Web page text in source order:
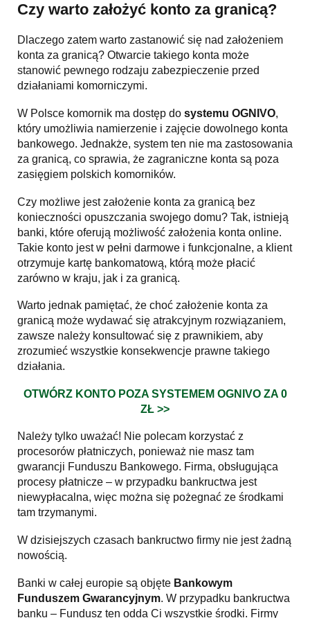
Czy warto założyć konto za granicą?
Dlaczego zatem warto zastanowić się nad założeniem
konta za granicą? Otwarcie takiego konta może
stanowić pewnego rodzaju zabezpieczenie przed
działaniami komorniczymi.
W Polsce komornik ma dostęp do systemu OGNIVO,
który umożliwia namierzenie i zajęcie dowolnego konta
bankowego. Jednakże, system ten nie ma zastosowania
za granicą, co sprawia, że zagraniczne konta są poza
zasięgiem polskich komorników.
Czy możliwe jest założenie konta za granicą bez
konieczności opuszczania swojego domu? Tak, istnieją
banki, które oferują możliwość założenia konta online.
Takie konto jest w pełni darmowe i funkcjonalne, a klient
otrzymuje kartę bankomatową, którą może płacić
zarówno w kraju, jak i za granicą.
Warto jednak pamiętać, że choć założenie konta za
granicą może wydawać się atrakcyjnym rozwiązaniem,
zawsze należy konsultować się z prawnikiem, aby
zrozumieć wszystkie konsekwencje prawne takiego
działania.
OTWÓRZ KONTO POZA SYSTEMEM OGNIVO ZA 0
ZŁ >>
Należy tylko uważać! Nie polecam korzystać z
procesorów płatniczych, ponieważ nie masz tam
gwarancji Funduszu Bankowego. Firma, obsługująca
procesy płatnicze – w przypadku bankructwa jest
niewypłacalna, więc można się pożegnać ze środkami
tam trzymanymi.
W dzisiejszych czasach bankructwo firmy nie jest żadną
nowością.
Banki w całej europie są objęte Bankowym
Funduszem Gwarancyjnym. W przypadku bankructwa
banku – Fundusz ten odda Ci wszystkie środki. Firmy